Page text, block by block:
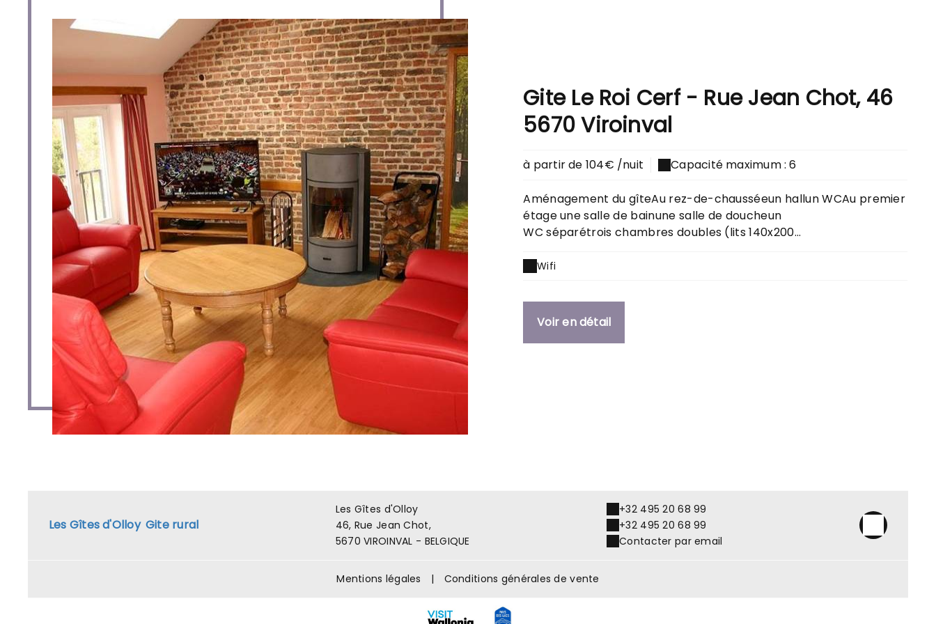
Gite Le Roi Cerf - Rue Jean Chot, 46
5670 Viroinval
à partir de 104€ /nuit Capacité maximum : 6
Aménagement du gîteAu rez-de-chausséeun hallun WCAu premier
étage une salle de bainune salle de doucheun
WC séparétrois chambres doubles (lits 140x200...
Wifi
Voir en détail
Les Gîtes d'Olloy Gite rural
Les Gîtes d'Olloy
46, Rue Jean Chot,
5670 VIROINVAL - BELGIQUE
+32 495 20 68 99
+32 495 20 68 99
Contacter par email
Mentions légales | Conditions générales de vente